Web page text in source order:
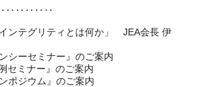
ンテグリティとは何か」 JEA会長 伊
シーセミナー』のご案内
セミナー』のご案内
ポジウム』のご案内